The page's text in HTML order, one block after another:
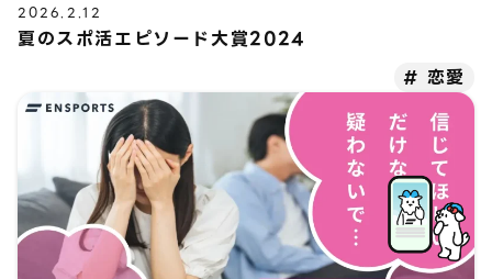
2026.2.12
夏のスポ活エピソード大賞2024
恋愛